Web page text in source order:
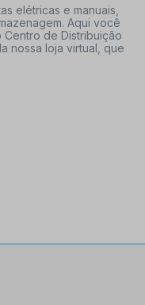
elétricas e manuais,
Aqui você
Centro de Distribuição
nossa loja virtual, que